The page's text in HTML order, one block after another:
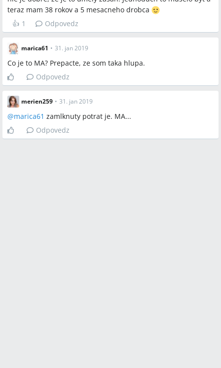
teraz mam 38 rokov a 5 mesacneho drobca
👍 1 Odpovedz
marica61 • 31. jan 2019
Co je to MA? Prepacte, ze som taka hlupa.
Odpovedz
merien259 • 31. jan 2019
@marica61 zamlknuty potrat je. MA...
Odpovedz